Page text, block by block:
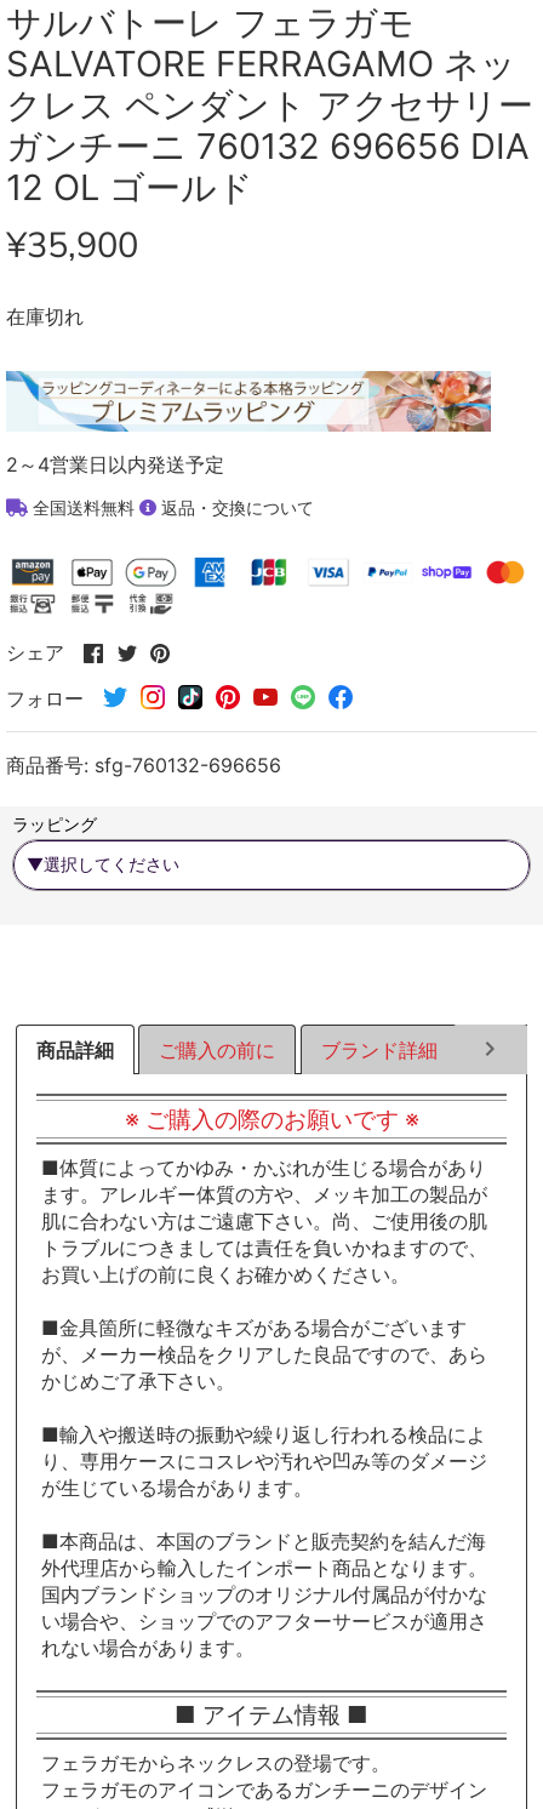
サルバトーレ フェラガモ
SALVATORE FERRAGAMO ネッ
クレス ペンダント アクセサリー
ガンチーニ 760132 696656 DIA
12 OL ゴールド
¥35,900
在庫切れ
2～4営業日以内発送予定
全国送料無料 返品・交換について
シェア
Facebook
シ
ェ
ア
す
Twitter
シ
ェ
ア
Pinterest
シ
ェ
ア
フォロー
商品番号: sfg-760132-696656
ラッピング
商品詳細 ご購入の前に ブランド詳細 ラッ
※ ご購入の際のお願いです ※
■体質によってかゆみ・かぶれが生じる場合があり
ます。アレルギー体質の方や、メッキ加工の製品が
肌に合わない方はご遠慮下さい。尚、ご使用後の肌
トラブルにつきましては責任を負いかねますので、
お買い上げの前に良くお確かめください。
■金具箇所に軽微なキズがある場合がございます
が、メーカー検品をクリアした良品ですので、あら
かじめご了承下さい。
■輸入や搬送時の振動や繰り返し行われる検品によ
り、専用ケースにコスレや汚れや凹み等のダメージ
が生じている場合があります。
■本商品は、本国のブランドと販売契約を結んだ海
外代理店から輸入したインポート商品となります。
国内ブランドショップのオリジナル付属品が付かな
い場合や、ショップでのアフターサービスが適用さ
れない場合があります。
■ アイテム情報 ■
フェラガモからネックレスの登場です。
フェラガモのアイコンであるガンチーニのデザイン